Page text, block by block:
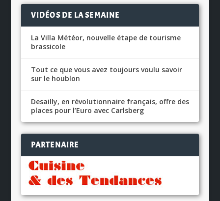
VIDÉOS DE LA SEMAINE
La Villa Météor, nouvelle étape de tourisme
brassicole
Tout ce que vous avez toujours voulu savoir
sur le houblon
Desailly, en révolutionnaire français, offre des
places pour l’Euro avec Carlsberg
PARTENAIRE